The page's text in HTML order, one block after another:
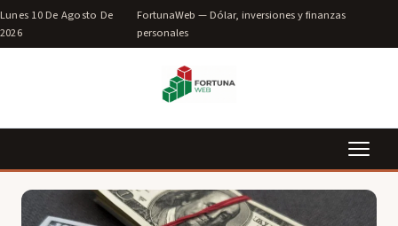
Lunes 10 De Agosto De
2026
FortunaWeb — Dólar, inversiones y finanzas
personales